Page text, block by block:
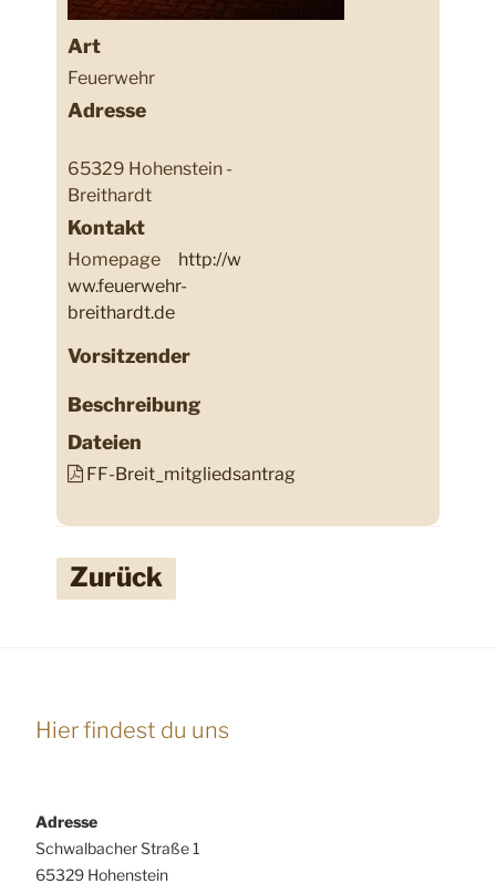
Art
Feuerwehr
Adresse
65329 Hohenstein -
Breithardt
Kontakt
Homepage
http://w
ww.feuerwehr-
breithardt.de
Vorsitzender
Beschreibung
Dateien
FF-Breit_mitgliedsantrag
Zurück
Hier findest du uns
Adresse
Schwalbacher Straße 1
65329 Hohenstein